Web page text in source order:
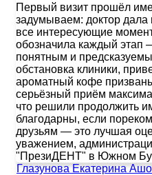
Первый визит прошёл
задумываем: доктор
все интересующие
обозначила каждый этап
понятным и
обстановка клиники,
ароматный кофе
серьёзный приём
что решили продолжить
благодарны, если
друзьям — это лучшая
уважением,
"ПрезиДЕНТ" в Южном
Глазунова Екатерина